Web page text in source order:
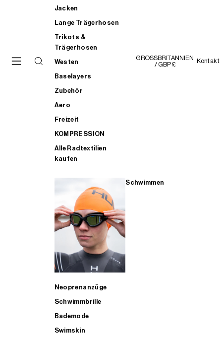
Jacken
Lange Trägerhosen
Trikots &
Trägerhosen
Westen
Baselayers
Zubehör
Aero
Freizeit
KOMPRESSION
Alle Radtextilien
kaufen
Schwimmen
Neoprenanzüge
Schwimmbrille
Bademode
Swimskin
GROSSBRITANNIEN
/ GBP £
Kontakt